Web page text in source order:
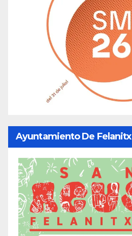
Ayuntamiento De Felanitx